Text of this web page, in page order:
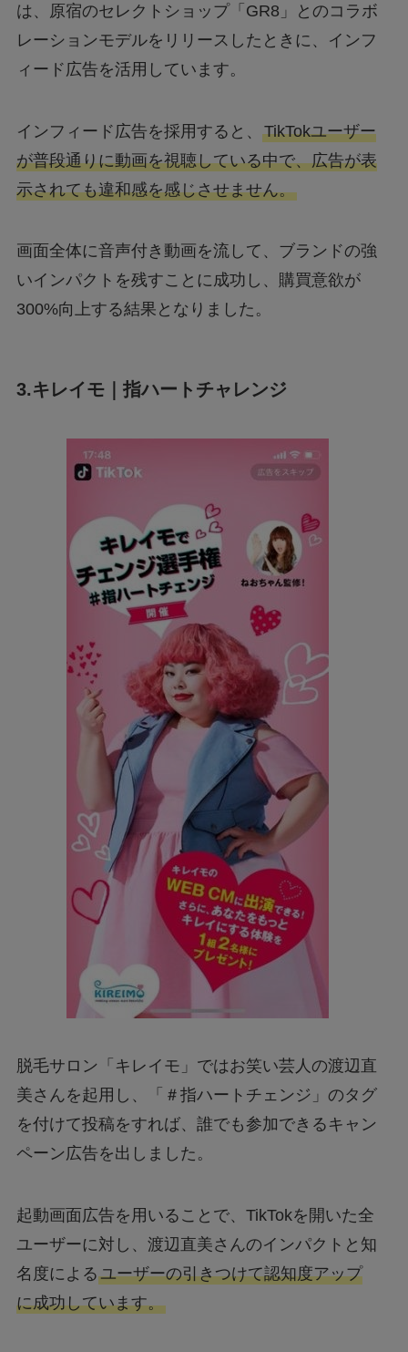
は、原宿のセレクトショップ「GR8」とのコラボ
レーションモデルをリリースしたときに、インフ
ィード広告を活用しています。
インフィード広告を採用すると、 TikTokユーザー
が普段通りに動画を視聴している中で、広告が表
示されても違和感を感じさせません。
画面全体に音声付き動画を流して、ブランドの強
いインパクトを残すことに成功し、購買意欲が
300%向上する結果となりました。
3.キレイモ｜指ハートチャレンジ
脱毛サロン「キレイモ」ではお笑い芸人の渡辺直
美さんを起用し、「＃指ハートチェンジ」のタグ
を付けて投稿をすれば、誰でも参加できるキャン
ペーン広告を出しました。
起動画面広告を用いることで、TikTokを開いた全
ユーザーに対し、渡辺直美さんのインパクトと知
名度によるユーザーの引きつけて認知度アップ
に成功しています。